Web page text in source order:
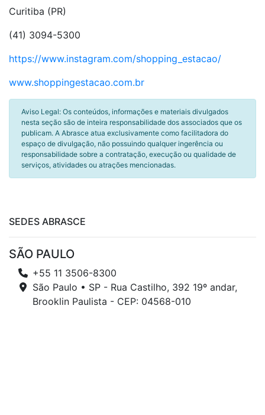
Curitiba (PR)
(41) 3094-5300
https://www.instagram.com/shopping_estacao/
www.shoppingestacao.com.br
Aviso Legal: Os conteúdos, informações e materiais divulgados
nesta seção são de inteira responsabilidade dos associados que os
publicam. A Abrasce atua exclusivamente como facilitadora do
espaço de divulgação, não possuindo qualquer ingerência ou
responsabilidade sobre a contratação, execução ou qualidade de
serviços, atividades ou atrações mencionadas.
SEDES ABRASCE
SÃO PAULO
+55 11 3506-8300
São Paulo • SP - Rua Castilho, 392 19º andar,
Brooklin Paulista - CEP: 04568-010